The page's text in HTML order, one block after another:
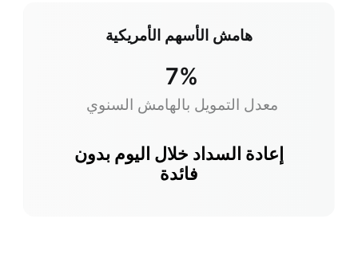
هامش الأسهم الأمريكية
7%
معدل التمويل بالهامش السنوي
إعادة السداد خلال اليوم بدون
فائدة